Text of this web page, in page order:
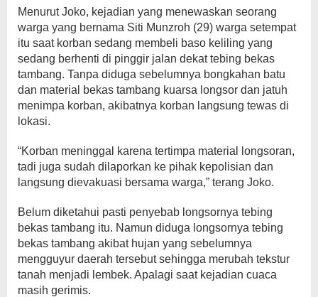
Menurut Joko, kejadian yang menewaskan seorang
warga yang bernama Siti Munzroh (29) warga setempat
itu saat korban sedang membeli baso keliling yang
sedang berhenti di pinggir jalan dekat tebing bekas
tambang. Tanpa diduga sebelumnya bongkahan batu
dan material bekas tambang kuarsa longsor dan jatuh
menimpa korban, akibatnya korban langsung tewas di
lokasi.
“Korban meninggal karena tertimpa material longsoran,
tadi juga sudah dilaporkan ke pihak kepolisian dan
langsung dievakuasi bersama warga,” terang Joko.
Belum diketahui pasti penyebab longsornya tebing
bekas tambang itu. Namun diduga longsornya tebing
bekas tambang akibat hujan yang sebelumnya
mengguyur daerah tersebut sehingga merubah tekstur
tanah menjadi lembek. Apalagi saat kejadian cuaca
masih gerimis.